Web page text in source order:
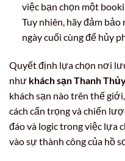
việc bạn chọn một
Tuy nhiên, hãy đảm
ngày cuối cùng để hủy
Quyết định lựa chọn nơi
như khách sạn Thanh
khách sạn nào trên thế
cách cẩn trọng và chiến
đáo và logic trong việc lựa
vào sự thành công của hồ